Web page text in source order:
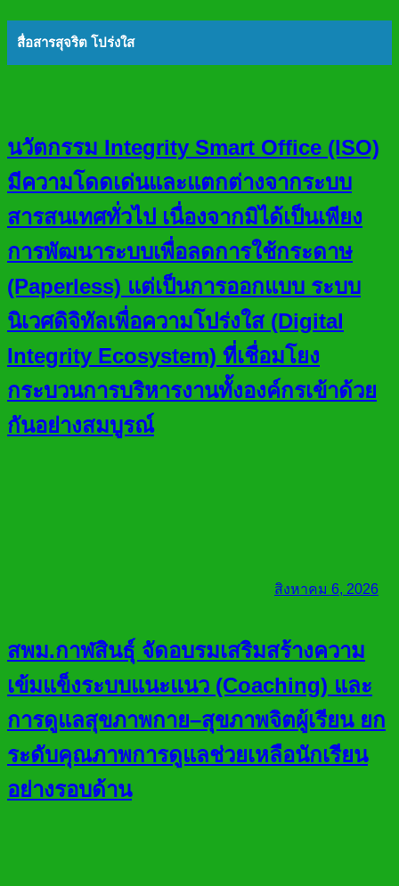
สื่อสารสุจริต โปร่งใส
นวัตกรรม Integrity Smart Office (ISO)
มีความโดดเด่นและแตกต่างจากระบบ
สารสนเทศทั่วไป เนื่องจากมิได้เป็นเพียง
การพัฒนาระบบเพื่อลดการใช้กระดาษ
(Paperless) แต่เป็นการออกแบบ ระบบ
นิเวศดิจิทัลเพื่อความโปร่งใส (Digital
Integrity Ecosystem) ที่เชื่อมโยง
กระบวนการบริหารงานทั้งองค์กรเข้าด้วย
กันอย่างสมบูรณ์
สิงหาคม 6, 2026
สพม.กาฬสินธุ์ จัดอบรมเสริมสร้างความ
เข้มแข็งระบบแนะแนว (Coaching) และ
การดูแลสุขภาพกาย–สุขภาพจิตผู้เรียน ยก
ระดับคุณภาพการดูแลช่วยเหลือนักเรียน
อย่างรอบด้าน